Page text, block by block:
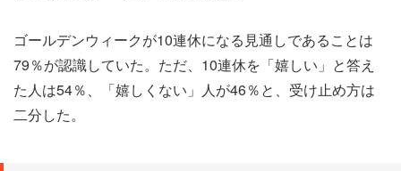
ゴールデンウィークが10連休になる見通しであることは
79％が認識していた。ただ、10連休を「嬉しい」と答え
た人は54％、「嬉しくない」人が46％と、受け止め方は
二分した。